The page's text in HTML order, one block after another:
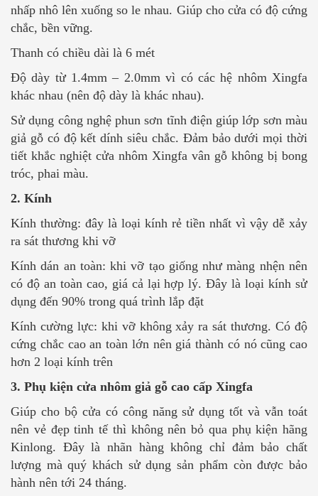
nhấp nhô lên xuống so le nhau. Giúp cho cửa có độ cứng
chắc, bền vững.
Thanh có chiều dài là 6 mét
Độ dày từ 1.4mm – 2.0mm vì có các hệ nhôm Xingfa
khác nhau (nên độ dày là khác nhau).
Sử dụng công nghệ phun sơn tĩnh điện giúp lớp sơn màu
giả gỗ có độ kết dính siêu chắc. Đảm bảo dưới mọi thời
tiết khắc nghiệt cửa nhôm Xingfa vân gỗ không bị bong
tróc, phai màu.
2. Kính
Kính thường: đây là loại kính rẻ tiền nhất vì vậy dễ xảy
ra sát thương khi vỡ
Kính dán an toàn: khi vỡ tạo giống như màng nhện nên
có độ an toàn cao, giá cả lại hợp lý. Đây là loại kính sử
dụng đến 90% trong quá trình lắp đặt
Kính cường lực: khi vỡ không xảy ra sát thương. Có độ
cứng chắc cao an toàn lớn nên giá thành có nó cũng cao
hơn 2 loại kính trên
3. Phụ kiện cửa nhôm giả gỗ cao cấp Xingfa
Giúp cho bộ cửa có công năng sử dụng tốt và vẫn toát
nên vẻ đẹp tinh tế thì không nên bỏ qua phụ kiện hãng
Kinlong. Đây là nhãn hàng không chỉ đảm bảo chất
lượng mà quý khách sử dụng sản phẩm còn được bảo
hành nên tới 24 tháng.